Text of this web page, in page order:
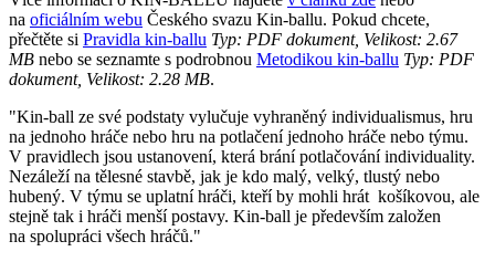
na oficiálním webu Českého svazu Kin-ballu. Pokud chcete,
přečtěte si Pravidla kin-ballu Typ: PDF dokument, Velikost: 2.67
MB nebo se seznamte s podrobnou Metodikou kin-ballu Typ: PDF
dokument, Velikost: 2.28 MB.
"Kin-ball ze své podstaty vylučuje vyhraněný individualismus, hru
na jednoho hráče nebo hru na potlačení jednoho hráče nebo týmu.
V pravidlech jsou ustanovení, která brání potlačování individuality.
Nezáleží na tělesné stavbě, jak je kdo malý, velký, tlustý nebo
hubený. V týmu se uplatní hráči, kteří by mohli hrát košíkovou, ale
stejně tak i hráči menší postavy. Kin-ball je především založen
na spolupráci všech hráčů."